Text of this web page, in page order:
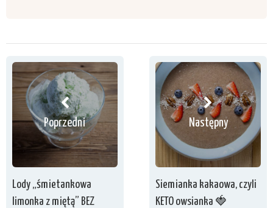
Poprzedni
Lody „śmietankowa
limonka z miętą” BEZ
Następny
Siemianka kakaowa, czyli
KETO owsianka 🍓